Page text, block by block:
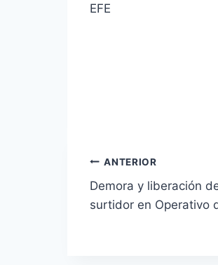
EFE
ANTERIOR
Demora y liberación
surtidor en Operativo